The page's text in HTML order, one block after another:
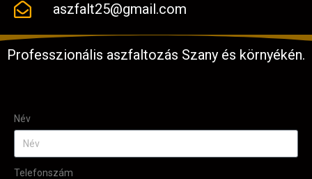
aszfalt25@gmail.com
Professzionális aszfaltozás Szany és környékén.
Név
Telefonszám